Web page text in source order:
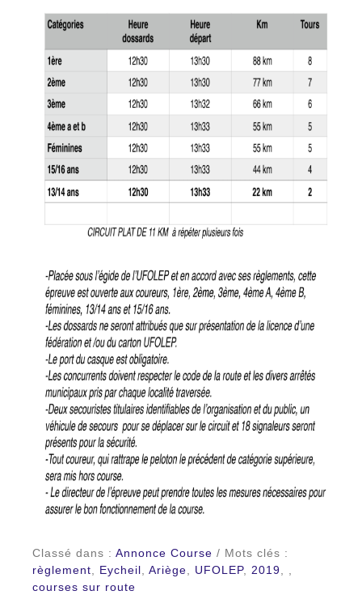
Classé dans : Annonce Course / Mots clés :
règlement
Eycheil Ariège UFOLEP, 2019
courses sur route